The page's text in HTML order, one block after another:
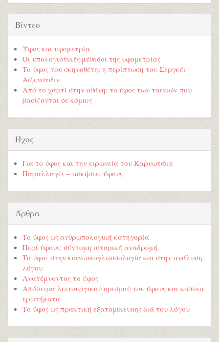
Βίντεο
Ύφος και υφομετρία
Οι υπολογιστικές μέθοδοι της υφομετρίας
Το ύφος του σκηνοθέτη: η περίπτωση του Σεργκέι
Αϊζενστάιν
Από το χαρτί στην οθόνη: το ύφος των ταινιών που
βασίζονται σε κόμικς
Ήχος
Για το ύφος και την ειρωνεία του Καρυωτάκη
Παραλλαγές – ασκήσεις ύφους
Άρθρα
Το ύφος ως ανθρωπολογική κατηγορία
Περί ύφους: σύντομη ιστορική αναδρομή
Το ύφος στην κοινωνιογλωσσολογία και στην ανάλυση
λόγου
Ανατέμνοντας το ύφος
Απόπειρα λειτουργικού ορισμού του ύφους και κάποια
ερωτήματα
Το ύφος ως πρακτική εξατομίκευσης διά του λόγου